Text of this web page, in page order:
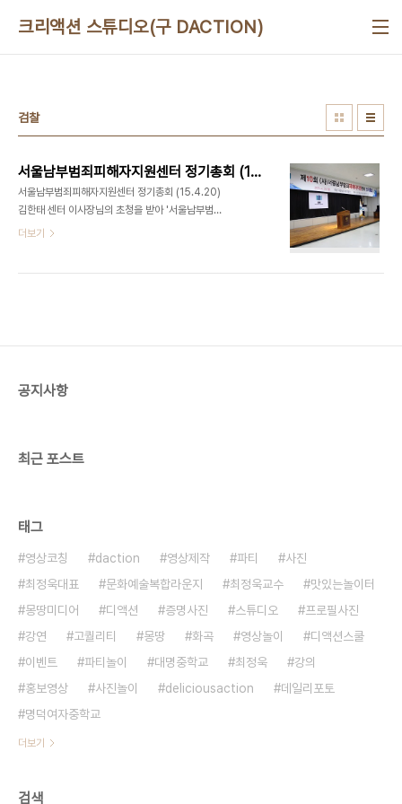
크리액션 스튜디오(구 DACTION)
검찰
서울남부범죄피해자지원센터 정기총회 (15.4.20)
서울남부범죄피해자지원센터 정기총회 (15.4.20)
김한태 센터 이사장님의 초청을 받아 '서울남부범죄
피해자지원센터 정기총회'에 다녀왔습니다. 강서구
액션) 사진/영상 스튜디오ㅣ강연/세미나 ㅣ 파티/이
더보기
공지사항
최근 포스트
태그
영상코칭 daction 영상제작 파티
사진
최정욱대표
문화예술복합라운지 최정욱교수
맛있는놀이터
몽땅미디어
디액션 증명사진 스튜디오
프로필사진
강연
고퀄리티 몽땅 화곡 영상놀이
디액션스쿨
이벤트
파티놀이 대명중학교 최정욱
강의
홍보영상
사진놀이 deliciousaction
데일리포토
명덕여자중학교
더보기
검색